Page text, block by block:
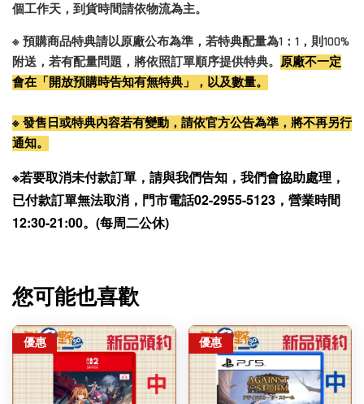
個工作天，到貨時間請依物流為主。
※ 預購商品特典請以原廠公布為準，若特典配量為1：1，則100%
附送，若有配量問題，將依照訂單順序提供特典。 原廠不一定
會在「開放預購時告知有無特典」，以及數量。
※ 發售日或特典內容若有變動，請依官方公告為準，將不再另行
通知。
※若要取消未付款訂單，請與我們告知，我們會協助處理，
已付款訂單無法取消，門市電話02-2955-5123，營業時間
12:30-21:00。(每周二公休)
您可能也喜歡
優惠 優惠